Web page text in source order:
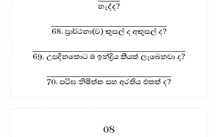
නැද්ද?
68. ප්‍රාර්ථනා(ව) කුසල් ද අකුසල් ද?
69. උපදිනකොට ම ඉන්ද්‍රිය කීයක් ලැබෙනවා ද?
70. පටිඝ නිමිත්ත සහ අරතිය එකක් ද?
08